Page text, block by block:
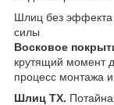
Шлиц без эффекта
силы
Восковое
крутящий момент
процесс монтажа
Шлиц ТХ.